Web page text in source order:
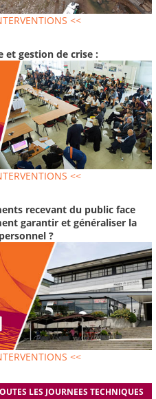
<<
et gestion de crise :
<<
recevant du public face
garantir et généraliser la
?
<<
LES JOURNEES TECHNIQUES